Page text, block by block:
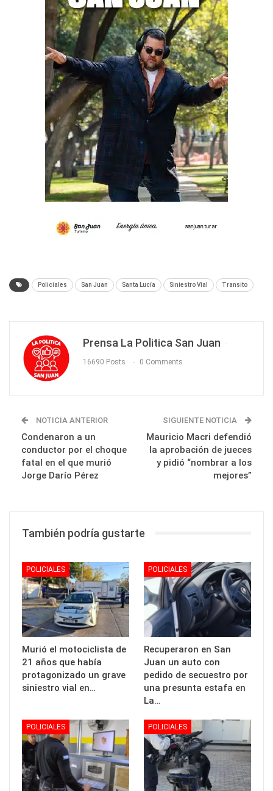
Policiales San Juan Santa Lucía Siniestro Vial Transito
Prensa La Politica San Juan
16690 Posts 0 Comments
NOTICIA ANTERIOR
Condenaron a un
conductor por el choque
fatal en el que murió
Jorge Darío Pérez
SIGUIENTE NOTICIA
Mauricio Macri defendió
la aprobación de jueces
y pidió “nombrar a los
mejores”
También podría gustarte
POLICIALES
Murió el motociclista de
21 años que había
protagonizado un grave
siniestro vial en…
POLICIALES
Recuperaron en San
Juan un auto con
pedido de secuestro por
una presunta estafa en
La…
POLICIALES POLICIALES